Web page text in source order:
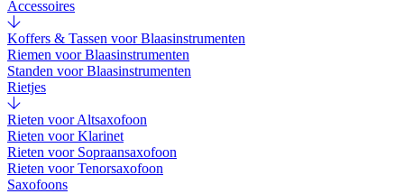
Accessoires
Koffers & Tassen voor Blaasinstrumenten
Riemen voor Blaasinstrumenten
Standen voor Blaasinstrumenten
Rietjes
Rieten voor Altsaxofoon
Rieten voor Klarinet
Rieten voor Sopraansaxofoon
Rieten voor Tenorsaxofoon
Saxofoons